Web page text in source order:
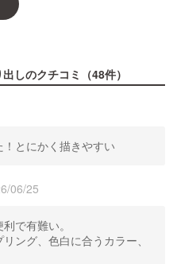
しのクチコミ（48件）
とにかく描きやすい
06/25
で有難い。
ング、色白に合うカラー、